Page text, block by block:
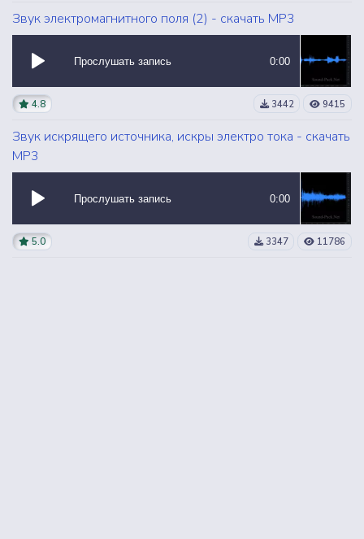
Звук электромагнитного поля (2) - скачать MP3
Прослушать запись 0:00
4.8 3442 9415
Звук искрящего источника, искры электро тока - скачать
MP3
Прослушать запись 0:00
5.0 3347 11786